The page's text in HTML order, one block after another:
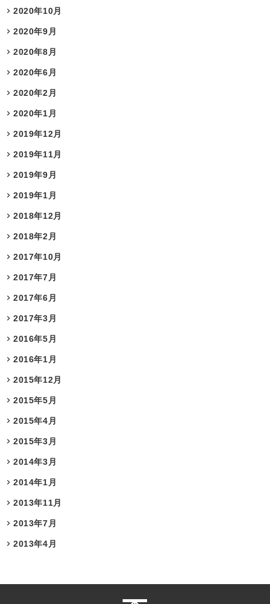
2020年10月
2020年9月
2020年8月
2020年6月
2020年2月
2020年1月
2019年12月
2019年11月
2019年9月
2019年1月
2018年12月
2018年2月
2017年10月
2017年7月
2017年6月
2017年3月
2016年5月
2016年1月
2015年12月
2015年5月
2015年4月
2015年3月
2014年3月
2014年1月
2013年11月
2013年7月
2013年4月